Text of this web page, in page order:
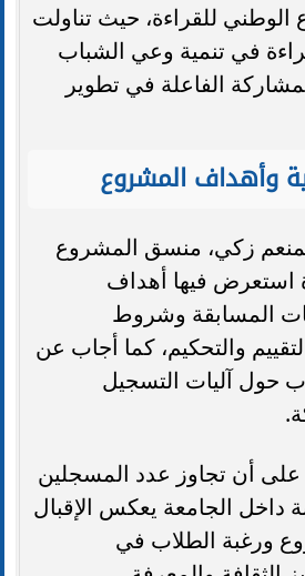
للقراءة، حيث تناولت
في تنمية وعي الشباب
الفاعلة في تطوير
وأهداف المشروع
زكي، منسق المشروع
استعرض فيها أهداف
المسابقة وشروط
والتحكيم، كما أجاب عن
حول آليات التسجيل
على أن تجاوز عدد المسجلين
داخل الجامعة يعكس الإقبال
ورغبة الطلاب في